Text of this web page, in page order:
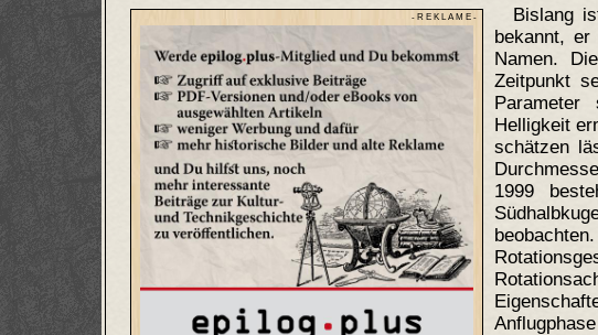
- R E K L A M E -
Bislang
bekannt,
Namen.
Zeitpunkt
Helligkeit
schätzen
1999